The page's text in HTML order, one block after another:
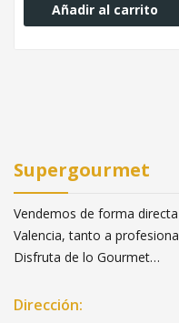
Añadir al carrito
Supergourmet
Vendemos de forma
Valencia, tanto a
Disfruta de lo Gourmet…
Dirección: